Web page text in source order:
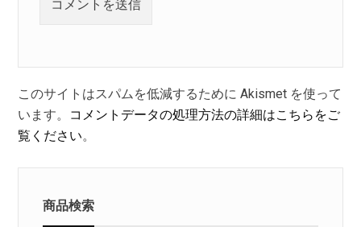
このサイトはスパムを低減するために Akismet を使って
います。 コメントデータの処理方法の詳細はこちらをご
覧ください。
商品検索